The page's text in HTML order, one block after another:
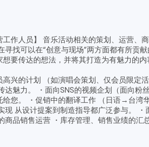
工作人员】 音乐活动相关的策划、运营、
寻找可以在“创意与现场”两方面都有所贡
要传达的想法，并将其打造为有魅力的内
兴的计划 （如演唱会策划、仅会员限定
魅力。 ・面向SNS的视频企划（面向粉
给您。 ・促销中的翻译工作 （日语→台湾
现 从设计提案到制造指导都广泛参与。 ・
商品销售运营 ・库存管理、销售业绩的汇